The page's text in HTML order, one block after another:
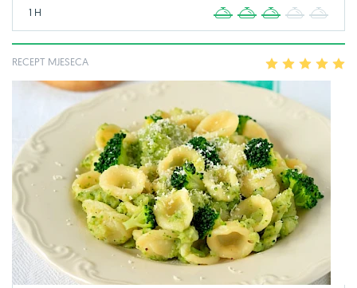
1 H 2 3 4
RECEPT MJESECA 2 3 4